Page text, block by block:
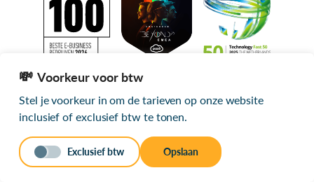
Alle getoonde prijzen zijn exclusief btw
Stuur een bericht
Voorkeur voor btw
Stel je voorkeur in om de tarieven op onze website
inclusief of exclusief btw te tonen.
Exclusief btw Opslaan